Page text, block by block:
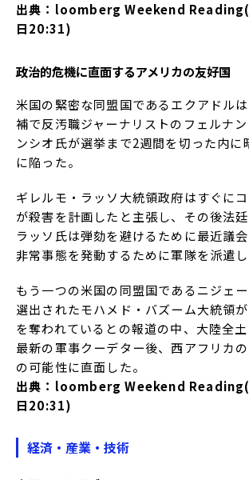
出典：loomberg Weekend
日20:31)
政治的危機に直面するアメリカの友好国
米国の緊密な同盟国であるエクアドル
補で反汚職ジャーナリストのフェルナ
ンシオ氏が選挙まで2週間を切った内に
に陥った。
ギレルモ・ラッソ大統領政府はすぐに
が殺害を計画したと主張し、その後法廷
ラッソ氏は弾劾を避けるために最近議会
非常事態を発動するために軍隊を派遣し
もう一つの米国の同盟国であるニジェ
選出されたモハメド・バズーム大統領
を奪われているとの報道の中、大陸全
最新の軍事クーデター後、西アフリカ
の可能性に直面した。
出典：loomberg Weekend
日20:31)
経済・産業・技術